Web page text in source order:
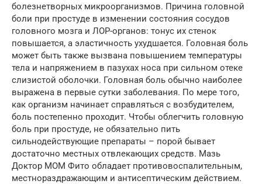
болезнетворных микроорганизмов. Причина головной
боли при простуде в изменении состояния сосудов
головного мозга и ЛОР-органов: тонус их стенок
повышается, а эластичность ухудшается. Головная боль
может быть также вызвана повышением температуры
тела и напряжением в пазухах носа при сильном отеке
слизистой оболочки. Головная боль обычно наиболее
выражена в первые сутки заболевания. По мере того,
как организм начинает справляться с возбудителем,
боль постепенно проходит. Чтобы облегчить головную
боль при простуде, не обязательно пить
сильнодействующие препараты – порой бывает
достаточно местных отвлекающих средств. Мазь
Доктор МОМ Фито обладает противовоспалительным,
местнораздражающим и антисептическим действием.